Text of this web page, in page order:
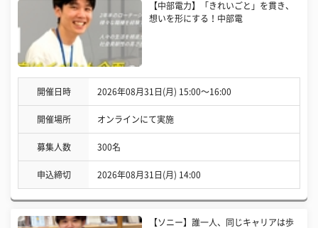
【中部電力】「きれいごと」を貫き、
想いを形にする！中部電
開催日時 2026年08月31日(月) 15:00〜16:00
開催場所 オンラインにて実施
募集人数 300名
申込締切 2026年08月31日(月) 14:00
【ソニー】誰一人、同じキャリアは歩